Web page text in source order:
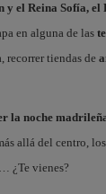
y el Reina Sofía,
en alguna de las
recorrer tiendas de
la noche
allá del centro,
¿Te vienes?